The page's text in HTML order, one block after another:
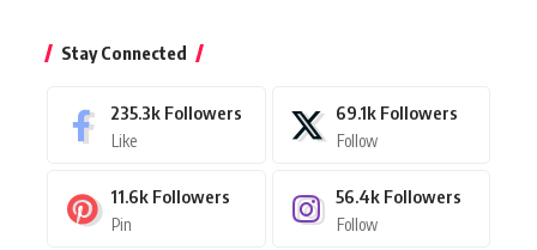
Stay Connected
235.3k Followers
Like
69.1k Followers
Follow
11.6k Followers
Pin
56.4k Followers
Follow